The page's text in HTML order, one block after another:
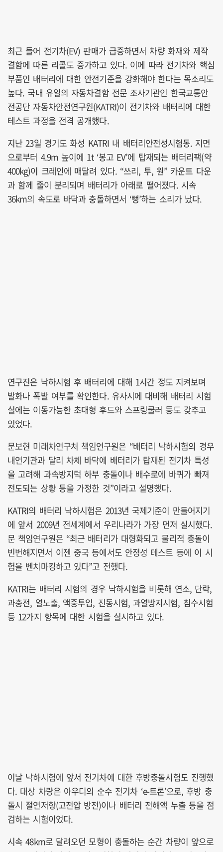
최근 들어 전기차(EV) 판매가 급증하면서 차량 화재와 제작
결함에 따른 리콜도 증가하고 있다. 이에 따라 전기차와 핵심
부품인 배터리에 대한 안전기준을 강화해야 한다는 목소리도
높다. 국내 유일의 자동차결함 전문 조사기관인 한국교통안
전공단 자동차안전연구원(KATRI)이 전기차와 배터리에 대한
테스트 과정을 전격 공개했다.
지난 23일 경기도 화성 KATRI 내 배터리안전성시험동. 지면
으로부터 4.9m 높이에 1t ‘봉고 EV’에 탑재되는 배터리팩(약
400kg)이 크레인에 매달려 있다. “쓰리, 투, 원” 카운트 다운
과 함께 줄이 분리되며 배터리가 아래로 떨어졌다. 시속
36km의 속도로 바닥과 충돌하면서 ‘뻥’하는 소리가 났다.
연구진은 낙하시험 후 배터리에 대해 1시간 정도 지켜보며
발화나 폭발 여부를 확인한다. 유사시에 대비해 배터리 시험
실에는 이동가능한 초대형 후드와 스프링쿨러 등도 갖추고
있었다.
문보현 미래차연구처 책임연구원은 “배터리 낙하시험의 경우
내연기관과 달리 차체 바닥에 배터리가 탑재된 전기차 특성
을 고려해 과속방지턱 하부 충돌이나 배수로에 바퀴가 빠져
전도되는 상황 등을 가정한 것”이라고 설명했다.
KATRI의 배터리 낙하시험은 2013년 국제기준이 만들어지기
에 앞서 2009년 전세계에서 우리나라가 가장 먼저 실시했다.
문 책임연구원은 “최근 배터리가 대형화되고 물리적 충돌이
빈번해지면서 이젠 중국 등에서도 안정성 테스트 등에 이 시
험을 벤치마킹하고 있다”고 전했다.
KATRI는 배터리 시험의 경우 낙하시험을 비롯해 연소, 단락,
과충전, 열노출, 액중투입, 진동시험, 과열방지시험, 침수시험
등 12가지 항목에 대한 시험을 실시하고 있다.
이날 낙하시험에 앞서 전기차에 대한 후방충돌시험도 진행했
다. 대상 차량은 아우디의 순수 전기차 ‘e-트론’으로, 후방 충
돌시 절연저항(고전압 방전)이나 배터리 전해액 누출 등을 점
검하는 시험이었다.
시속 48km로 달려오던 모형이 충돌하는 순간 차량이 앞으로